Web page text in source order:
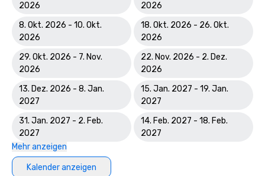
2026
2026
8. Okt. 2026 - 10. Okt.
2026
18. Okt. 2026 - 26. Okt.
2026
29. Okt. 2026 - 7. Nov.
2026
22. Nov. 2026 - 2. Dez.
2026
13. Dez. 2026 - 8. Jan.
2027
15. Jan. 2027 - 19. Jan.
2027
31. Jan. 2027 - 2. Feb.
2027
14. Feb. 2027 - 18. Feb.
2027
Mehr anzeigen
Kalender anzeigen